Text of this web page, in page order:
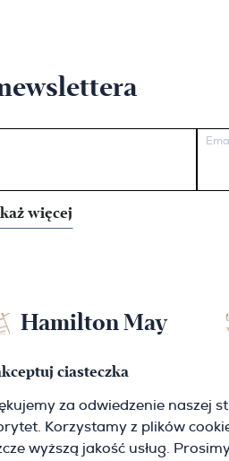
więcej
Hamilton May
Warszawa
00-121 Warszawa
(+48) 22 428 16 15
warsaw@hamiltonmay.com
ciasteczka
za odwiedzenie naszej
Korzystamy z plików
wyższą jakość usług.